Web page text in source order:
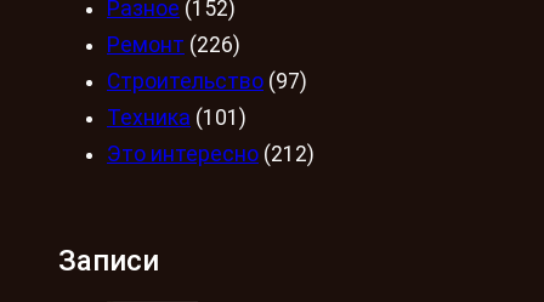
Разное (152)
Ремонт (226)
Строительство (97)
Техника (101)
Это интересно (212)
Записи